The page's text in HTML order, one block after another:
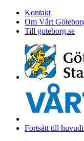
Kontakt
Om Vårt
Till goteborg.se
Fortsätt till